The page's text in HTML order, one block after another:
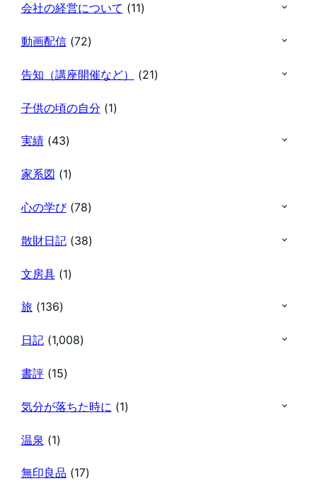
会社の経営について (11)
動画配信(72)
告知（講座開催など） (21)
子供の頃の自分 (1)
実績(43)
家系図 (1)
心の学び(78)
散財日記(38)
文房具(1)
旅 (136)
日記(1,008)
書評(15)
気分が落ちた時に (1)
温泉 (1)
無印良品 (17)